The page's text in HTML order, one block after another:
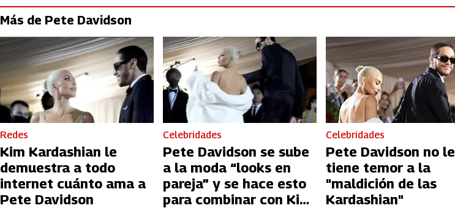
Más de Pete Davidson
Redes
Kim Kardashian le
demuestra a todo
internet cuánto ama a
Pete Davidson
Celebridades
Pete Davidson se sube
a la moda “looks en
pareja” y se hace esto
para combinar con Kim
Celebridades
Pete Davidson no le
tiene temor a la
"maldición de las
Kardashian"